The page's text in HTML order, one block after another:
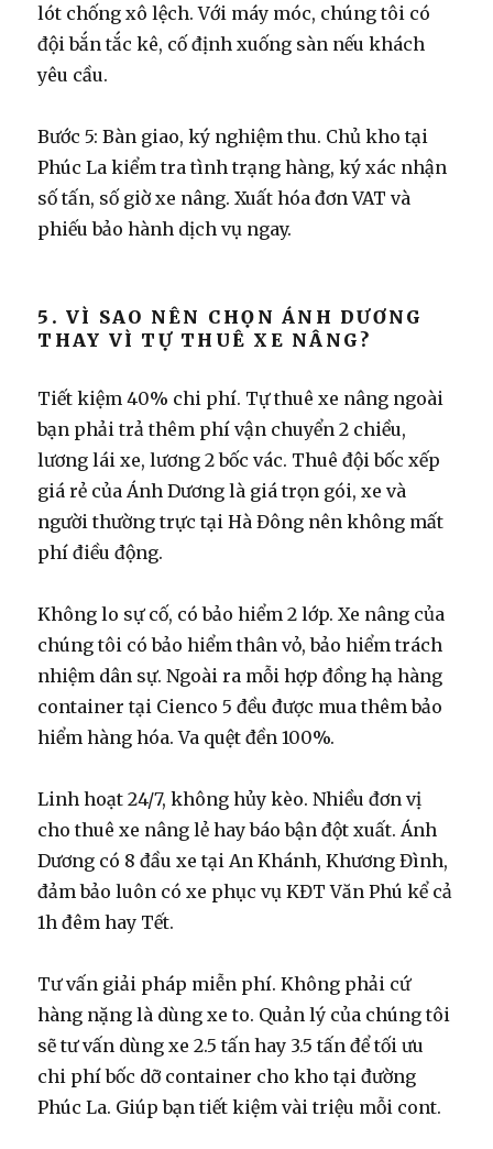
lót chống xô lệch. Với máy móc, chúng tôi có
đội bắn tắc kê, cố định xuống sàn nếu khách
yêu cầu.
Bước 5: Bàn giao, ký nghiệm thu. Chủ kho tại
Phúc La kiểm tra tình trạng hàng, ký xác nhận
số tấn, số giờ xe nâng. Xuất hóa đơn VAT và
phiếu bảo hành dịch vụ ngay.
5. VÌ SAO NÊN CHỌN ÁNH DƯƠNG
THAY VÌ TỰ THUÊ XE NÂNG?
Tiết kiệm 40% chi phí. Tự thuê xe nâng ngoài
bạn phải trả thêm phí vận chuyển 2 chiều,
lương lái xe, lương 2 bốc vác. Thuê đội bốc xếp
giá rẻ của Ánh Dương là giá trọn gói, xe và
người thường trực tại Hà Đông nên không mất
phí điều động.
Không lo sự cố, có bảo hiểm 2 lớp. Xe nâng của
chúng tôi có bảo hiểm thân vỏ, bảo hiểm trách
nhiệm dân sự. Ngoài ra mỗi hợp đồng hạ hàng
container tại Cienco 5 đều được mua thêm bảo
hiểm hàng hóa. Va quệt đền 100%.
Linh hoạt 24/7, không hủy kèo. Nhiều đơn vị
cho thuê xe nâng lẻ hay báo bận đột xuất. Ánh
Dương có 8 đầu xe tại An Khánh, Khương Đình,
đảm bảo luôn có xe phục vụ KĐT Văn Phú kể cả
1h đêm hay Tết.
Tư vấn giải pháp miễn phí. Không phải cứ
hàng nặng là dùng xe to. Quản lý của chúng tôi
sẽ tư vấn dùng xe 2.5 tấn hay 3.5 tấn để tối ưu
chi phí bốc dỡ container cho kho tại đường
Phúc La. Giúp bạn tiết kiệm vài triệu mỗi cont.